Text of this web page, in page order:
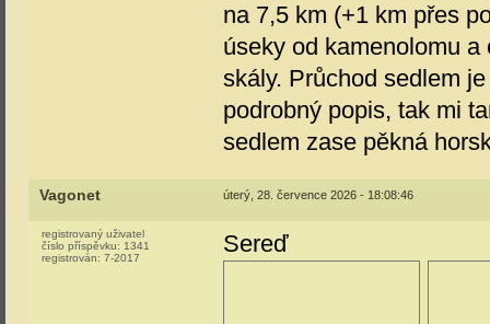
na 7,5 km (+1 km přes
úseky od kamenolomu
skály. Průchod sedlem
podrobný popis, tak mi
sedlem zase pěkná
Vagonet úterý, 28. července 2026 - 18:08:46
registrovaný uživatel
číslo příspěvku: 1341
registrován: 7-2017
Sereď